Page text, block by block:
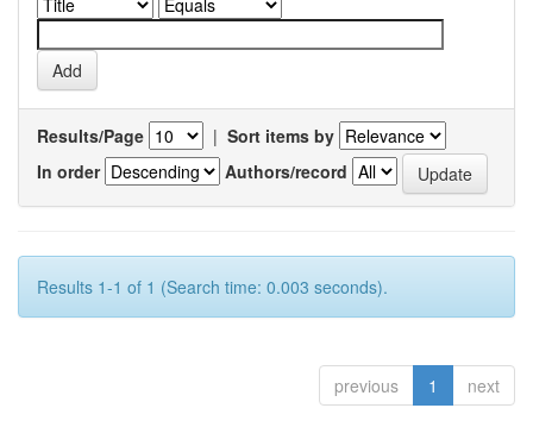
Results/Page | Sort items by
In order
Authors/record
Results 1-1 of 1 (Search time: 0.003 seconds).
previous 1 next